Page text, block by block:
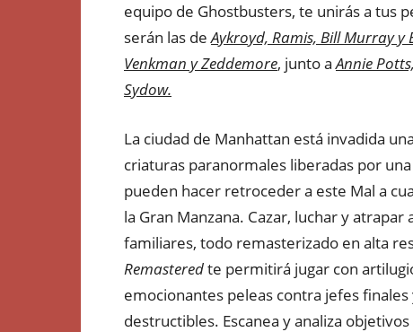
equipo de Ghostbusters, te unirás a tus
serán las deAykroyd, Ramis, Bill Murray y
Venkman y Zeddemore, junto aAnnie
Sydow.
La ciudad de Manhattan está invadida
criaturas paranormales liberadas por
pueden hacer retroceder a este Mal a
la Gran Manzana. Cazar, luchar y
familiares, todo remasterizado en alta
Remasteredte permitirá jugar con
emocionantes peleas contra jefes
destructibles. Escanea y analiza